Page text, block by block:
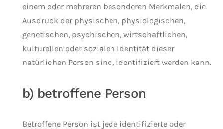
einem oder mehreren besonderen Merkmalen, die
Ausdruck der physischen, physiologischen,
genetischen, psychischen, wirtschaftlichen,
kulturellen oder sozialen Identität dieser
natürlichen Person sind, identifiziert werden kann.
b) betroffene Person
Betroffene Person ist jede identifizierte oder